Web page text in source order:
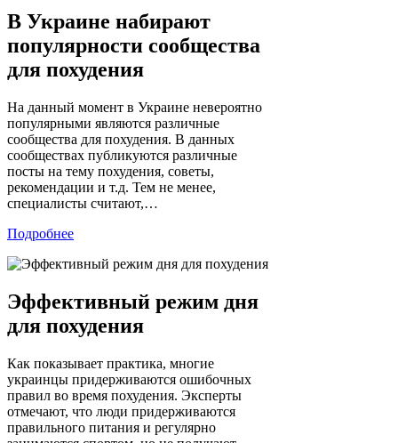
В Украине набирают
популярности сообщества
для похудения
На данный момент в Украине невероятно
популярными являются различные
сообщества для похудения. В данных
сообществах публикуются различные
посты на тему похудения, советы,
рекомендации и т.д. Тем не менее,
специалисты считают,…
Подробнее
Эффективный режим дня
для похудения
Как показывает практика, многие
украинцы придерживаются ошибочных
правил во время похудения. Эксперты
отмечают, что люди придерживаются
правильного питания и регулярно